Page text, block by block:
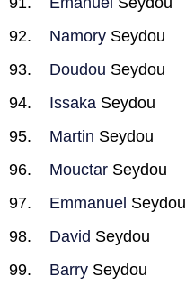
Namory Seydou
Doudou Seydou
Issaka Seydou
Martin Seydou
Mouctar Seydou
Emmanuel Seydou
David Seydou
Barry Seydou